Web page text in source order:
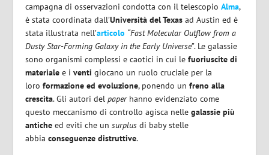
campagna di osservazioni condotta con il telescopioAlma,
è stata coordinata dall’Università del Texas ad Austin ed è
stata illustrata nell’articolo “Fast Molecular Outflow from a
Dusty Star-Forming Galaxy in the Early Universe”. Le galassie
sono organismi complessi e caotici in cui lefuoriuscite di
materiale e i venti giocano un ruolo cruciale per la
loroformazione ed evoluzione, ponendo unfreno alla
crescita. Gli autori delpaperhanno evidenziato come
questo meccanismo di controllo agisca nellegalassie più
antiche ed eviti che unsurplus di baby stelle
abbiaconseguenze distruttive.